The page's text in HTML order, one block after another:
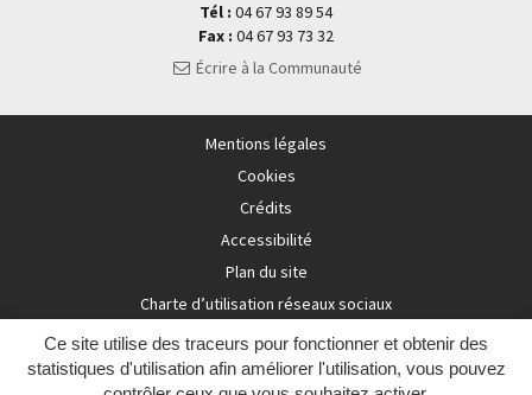
Ce site utilise des traceurs pour fonctionner et obtenir des
statistiques d'utilisation afin améliorer l'utilisation, vous pouvez
Tél : 04 67 93 89 54
Fax : 04 67 93 73 32
Écrire à la Communauté
Mentions légales
Cookies
Crédits
Accessibilité
Plan du site
Charte d’utilisation réseaux sociaux